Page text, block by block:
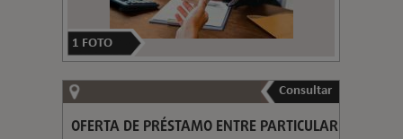
1 FOTO
Consultar
OFERTA DE PRÉSTAMO ENTRE PARTICULAR